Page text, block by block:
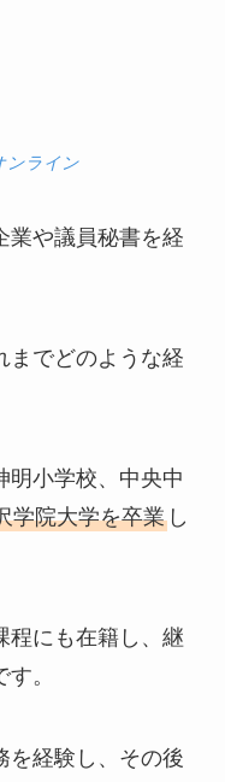
ンライン
業や議員秘書を経
までどのような経
明小学校、中央中
学院大学を卒業し
程にも在籍し、継
。
を経験し、その後